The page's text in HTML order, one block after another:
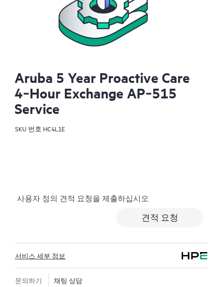
Aruba 5 Year Proactive Care
4‑Hour Exchange AP‑515
Service
SKU 번호 HC4L1E
사용자 정의 견적 요청을 제출하십시오
견적 요청
서비스 세부 정보
문의하기 채팅 상담